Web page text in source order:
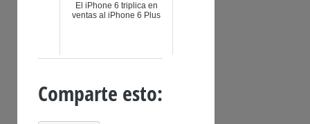
El iPhone 6 triplica en
ventas al iPhone 6 Plus
Comparte esto: